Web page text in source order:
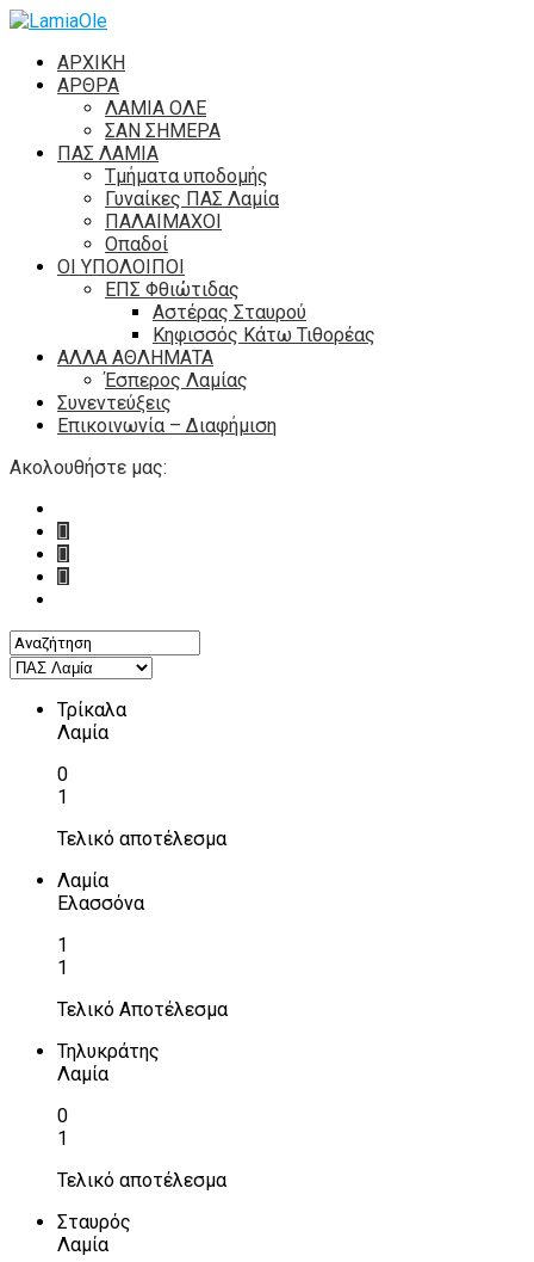
ΑΡΧΙΚΗ
ΑΡΘΡΑ
ΛΑΜΙΑ ΟΛΕ
ΣΑΝ ΣΗΜΕΡΑ
ΠΑΣ ΛΑΜΙΑ
Τμήματα υποδομής
Γυναίκες ΠΑΣ Λαμία
ΠΑΛΑΙΜΑΧΟΙ
Οπαδοί
ΟΙ ΥΠΟΛΟΙΠΟΙ
ΕΠΣ Φθιώτιδας
Αστέρας Σταυρού
Κηφισσός Κάτω Τιθορέας
ΑΛΛΑ ΑΘΛΗΜΑΤΑ
Έσπερος Λαμίας
Συνεντεύξεις
Επικοινωνία – Διαφήμιση
Ακολουθήστε μας:
Τρίκαλα
Λαμία
0
1
Τελικό αποτέλεσμα
Λαμία
Ελασσόνα
1
1
Τελικό Αποτέλεσμα
Τηλυκράτης
Λαμία
0
1
Τελικό αποτέλεσμα
Σταυρός
Λαμία